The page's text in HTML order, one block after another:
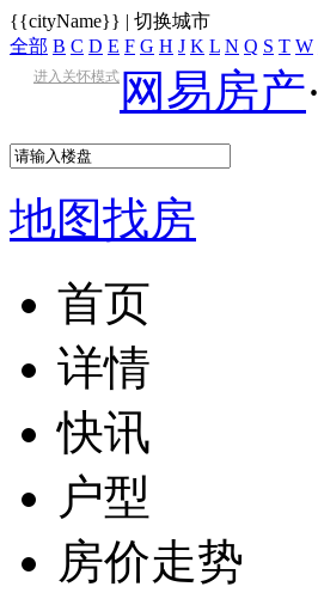
{{cityName}} | 切换城市
全部 B C D E F G H J K L N Q S T W
进入关怀模式 网易房产·
地图找房
首页
详情
快讯
户型
房价走势